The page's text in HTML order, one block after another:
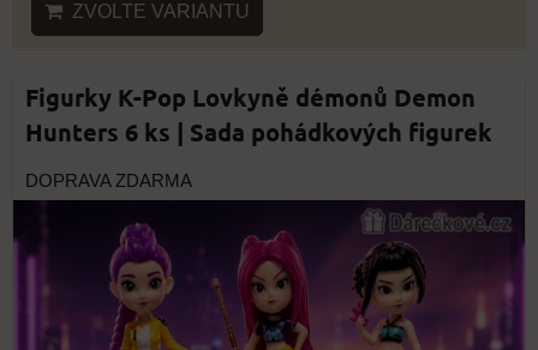
ZVOLTE VARIANTU
Figurky K-Pop Lovkyně démonů Demon
Hunters 6 ks | Sada pohádkových figurek
DOPRAVA ZDARMA